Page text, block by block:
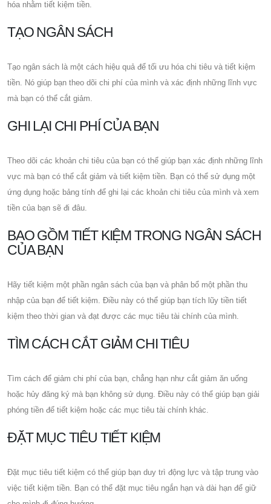
hóa nhằm tiết kiệm tiền.
TẠO NGÂN SÁCH
Tạo ngân sách là một cách hiệu quả để tối ưu hóa chi tiêu và tiết kiệm
tiền. Nó giúp bạn theo dõi chi phí của mình và xác định những lĩnh vực
mà bạn có thể cắt giảm.
GHI LẠI CHI PHÍ CỦA BẠN
Theo dõi các khoản chi tiêu của bạn có thể giúp bạn xác định những lĩnh
vực mà bạn có thể cắt giảm và tiết kiệm tiền. Bạn có thể sử dụng một
ứng dụng hoặc bảng tính để ghi lại các khoản chi tiêu của mình và xem
tiền của bạn sẽ đi đâu.
BAO GỒM TIẾT KIỆM TRONG NGÂN SÁCH
CỦA BẠN
Hãy tiết kiệm một phần ngân sách của bạn và phân bổ một phần thu
nhập của bạn để tiết kiệm. Điều này có thể giúp bạn tích lũy tiền tiết
kiệm theo thời gian và đạt được các mục tiêu tài chính của mình.
TÌM CÁCH CẮT GIẢM CHI TIÊU
Tìm cách để giảm chi phí của bạn, chẳng hạn như cắt giảm ăn uống
hoặc hủy đăng ký mà bạn không sử dụng. Điều này có thể giúp bạn giải
phóng tiền để tiết kiệm hoặc các mục tiêu tài chính khác.
ĐẶT MỤC TIÊU TIẾT KIỆM
Đặt mục tiêu tiết kiệm có thể giúp bạn duy trì động lực và tập trung vào
việc tiết kiệm tiền. Bạn có thể đặt mục tiêu ngắn hạn và dài hạn để giữ